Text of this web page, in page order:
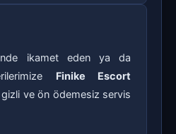
ikamet eden ya da
Finike Escort
gizli ve ön ödemesiz servis